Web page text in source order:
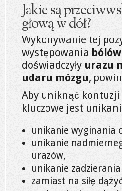
Jakie są
głową w dół?
Wykonywanie tej
występowania
doświadczyły urazu
udaru mózgu,
Aby uniknąć kontuzji
kluczowe jest
unikanie wyginania
unikanie
urazów,
unikanie zadzierania
zamiast na siłę